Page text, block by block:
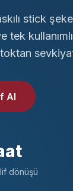
stick
tek
Al
dönüşü